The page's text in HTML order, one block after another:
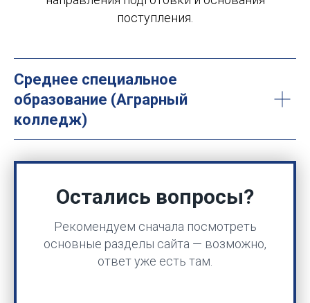
поступления.
Среднее специальное
образование (Аграрный
колледж)
Остались вопросы?
Рекомендуем сначала посмотреть
основные разделы сайта — возможно,
ответ уже есть там.